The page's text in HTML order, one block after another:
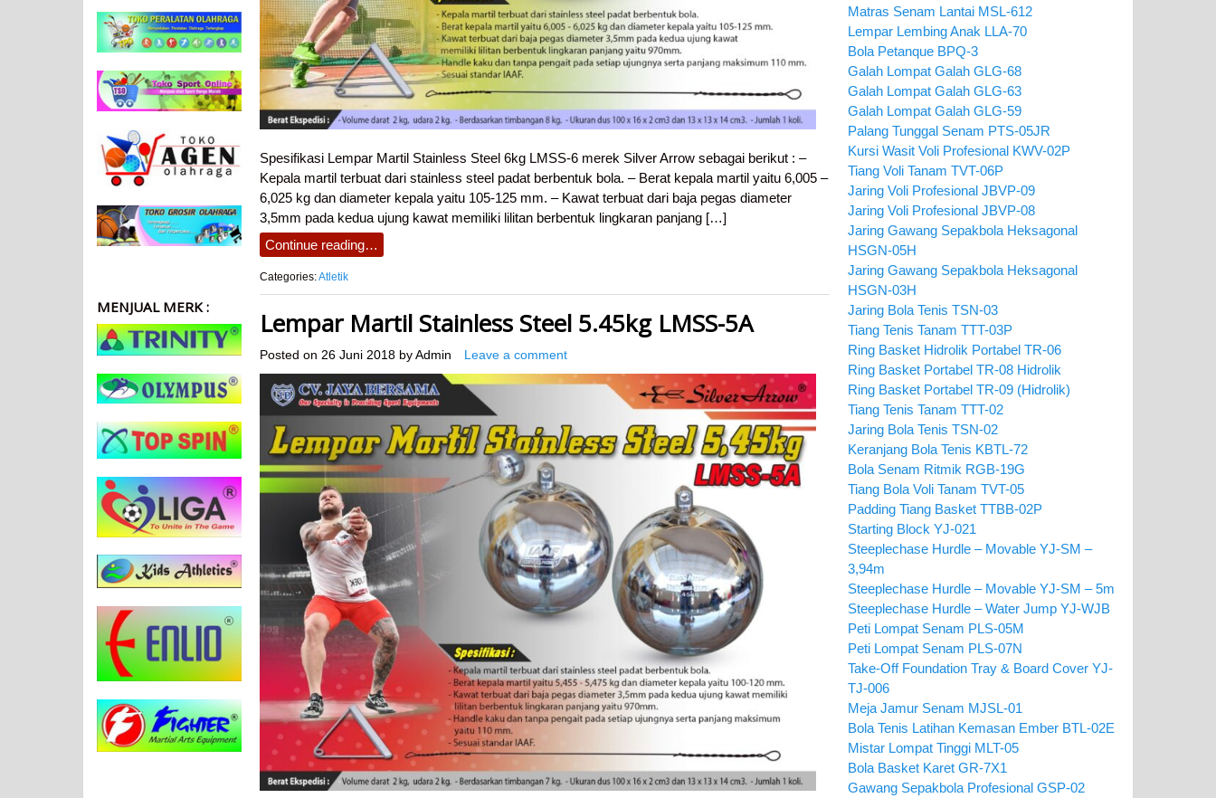
Spesifikasi Lempar Martil Stainless Steel 6kg LMSS-6 merek Silver Arrow sebagai berikut : –
Kepala martil terbuat dari stainless steel padat berbentuk bola. – Berat kepala martil yaitu 6,005 –
6,025 kg dan diameter kepala yaitu 105-125 mm. – Kawat terbuat dari baja pegas diameter
3,5mm pada kedua ujung kawat memiliki lilitan berbentuk lingkaran panjang […]
Continue reading…
Categories:Atletik
Lempar Martil Stainless Steel 5.45kg LMSS-5A
Posted on 26 Juni 2018 by Admin Leave a comment
MENJUAL MERK :
Matras Senam Lantai MSL-612
Lempar Lembing Anak LLA-70
Bola Petanque BPQ-3
Galah Lompat Galah GLG-68
Galah Lompat Galah GLG-63
Galah Lompat Galah GLG-59
Palang Tunggal Senam PTS-05JR
Kursi Wasit Voli Profesional KWV-02P
Tiang Voli Tanam TVT-06P
Jaring Voli Profesional JBVP-09
Jaring Voli Profesional JBVP-08
Jaring Gawang Sepakbola Heksagonal
HSGN-05H
Jaring Gawang Sepakbola Heksagonal
HSGN-03H
Jaring Bola Tenis TSN-03
Tiang Tenis Tanam TTT-03P
Ring Basket Hidrolik Portabel TR-06
Ring Basket Portabel TR-08 Hidrolik
Ring Basket Portabel TR-09 (Hidrolik)
Tiang Tenis Tanam TTT-02
Jaring Bola Tenis TSN-02
Keranjang Bola Tenis KBTL-72
Bola Senam Ritmik RGB-19G
Tiang Bola Voli Tanam TVT-05
Padding Tiang Basket TTBB-02P
Starting Block YJ-021
Steeplechase Hurdle – Movable YJ-SM –
3,94m
Steeplechase Hurdle – Movable YJ-SM – 5m
Steeplechase Hurdle – Water Jump YJ-WJB
Peti Lompat Senam PLS-05M
Peti Lompat Senam PLS-07N
Take-Off Foundation Tray & Board Cover YJ-
TJ-006
Meja Jamur Senam MJSL-01
Bola Tenis Latihan Kemasan Ember BTL-02E
Mistar Lompat Tinggi MLT-05
Bola Basket Karet GR-7X1
Gawang Sepakbola Profesional GSP-02